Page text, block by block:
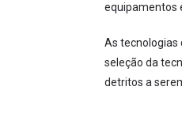
equipamentos
As tecnologias
seleção da
detritos a